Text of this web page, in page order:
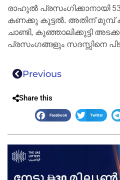
രാഹുൽ പ്രസംഗിക്കാനായി
കണക്കു കൂട്ടൽ. അതിന് മുമ്പ്
ചാണ്ടി, കുഞ്ഞാലിക്കുട്ടി
പ്രസംഗങ്ങളും സദസ്സിനെ
Previous
Share this
Facebook Twitter